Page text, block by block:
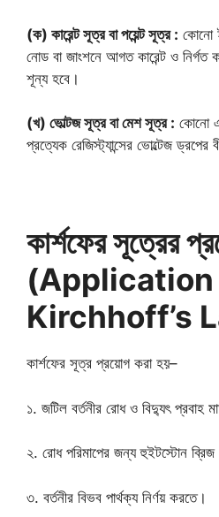
(ক) কারেন্ট সূত্র বা পয়েন্ট সূত্র : কোনো
নোড বা জাংশনে আগত কারেন্ট ও নির্গত
শূন্য হবে।
(খ) ভোল্টজ সূত্র বা মেশ সূত্র : কোনো
প্রত্যেক রেজিস্ট্যান্সের ভোল্টেজ
কার্শফের সূত্রের
Kirchhoff’s
কার্শফের সূত্র প্রয়োগ করা হয়–
১. জটিল বর্তনীর রোধ ও বিদ্যুৎ প্রবাহ
২. রোধ পরিমাপের জন্য হুইটস্টোন ব্রিজ
৩. বর্তনীর বিভব পার্থক্য নির্ণয় করতে।